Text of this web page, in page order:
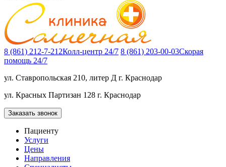
8 (861) 212-7-212Колл-центр 24/7 8 (861) 203-00-03Скорая
помощь 24/7
ул. Ставропольская 210, литер Д г. Краснодар
ул. Красных Партизан 128 г. Краснодар
Заказать звонок
Пациенту
Услуги
Цены
Направления